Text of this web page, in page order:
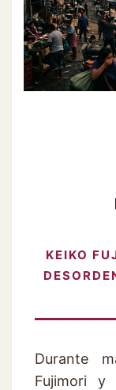
KEIKO
Durante
Fujimori y